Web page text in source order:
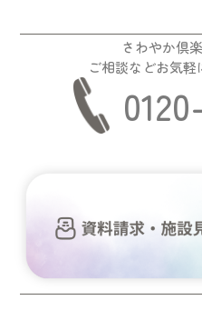
さわやか倶
ご相談などお気